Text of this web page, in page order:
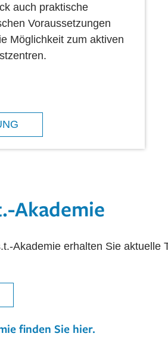
auch praktische
Voraussetzungen
Möglichkeit zum aktiven
Akademie
Akademie erhalten Sie
finden Sie hier.